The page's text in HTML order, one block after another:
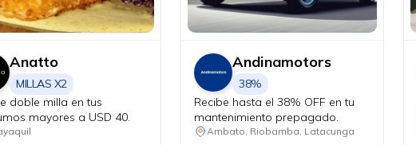
Anatto
MILLAS X2
doble milla en tus
mayores a USD 40.
Andinamotors
38%
Recibe hasta el 38% OFF en tu
mantenimiento prepagado.
Ambato, Riobamba, Latacunga